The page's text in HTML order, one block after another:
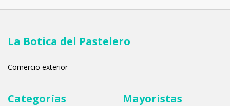
La Botica del Pastelero
Comercio exterior
Categorías Mayoristas